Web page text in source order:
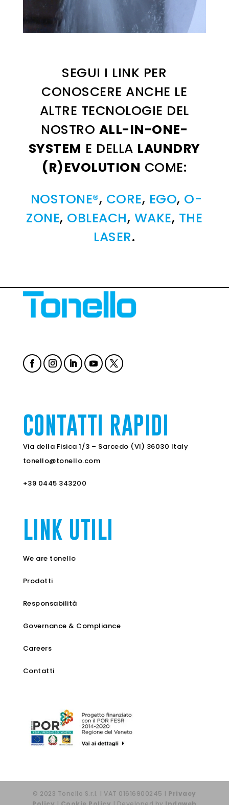
SEGUI I LINK PER
CONOSCERE ANCHE LE
ALTRE TECNOLOGIE DEL
NOSTRO ALL-IN-ONE-
SYSTEM E DELLA LAUNDRY
(R)EVOLUTION COME:
NOSTONE®, CORE, EGO, O-
ZONE, OBLEACH, WAKE, THE
LASER.
CONTATTI RAPIDI
Via della Fisica 1/3 – Sarcedo (VI) 36030 Italy
tonello@tonello.com
+39 0445 343200
LINK UTILI
We are tonello
Prodotti
Responsabilità
Governance & Compliance
Careers
Contatti
© 2023 Tonello S.r.l. | VAT 01616900245 | Privacy